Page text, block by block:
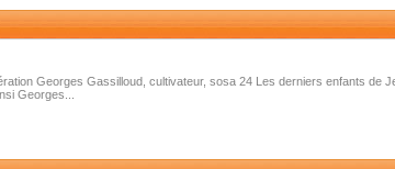
Georges Gassilloud, cultivateur, sosa 24 Les derniers enfants de
Georges...